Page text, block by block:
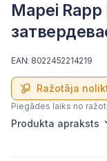
Mapei
Ražotāja
EAN: 8022452214219
Piegādes laiks no
Produkta apraksts